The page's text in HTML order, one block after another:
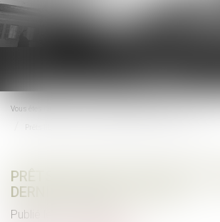
le
menu
Vous êtes ici :
PRÊTS LIBELLÉS EN DEVISE
DERNIER AVIS DE LA CJUE
Publié le :